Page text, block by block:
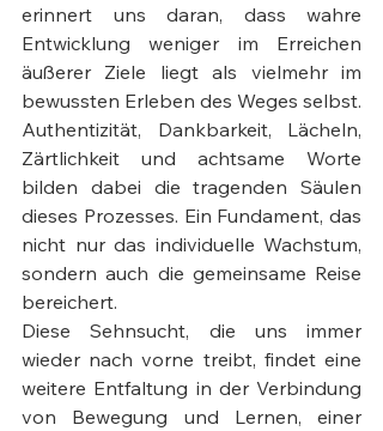
erinnert uns daran, dass wahre
Entwicklung weniger im Erreichen
äußerer Ziele liegt als vielmehr im
bewussten Erleben des Weges selbst.
Authentizität, Dankbarkeit, Lächeln,
Zärtlichkeit und achtsame Worte
bilden dabei die tragenden Säulen
dieses Prozesses. Ein Fundament, das
nicht nur das individuelle Wachstum,
sondern auch die gemeinsame Reise
bereichert.
Diese Sehnsucht, die uns immer
wieder nach vorne treibt, findet eine
weitere Entfaltung in der Verbindung
von Bewegung und Lernen, einer